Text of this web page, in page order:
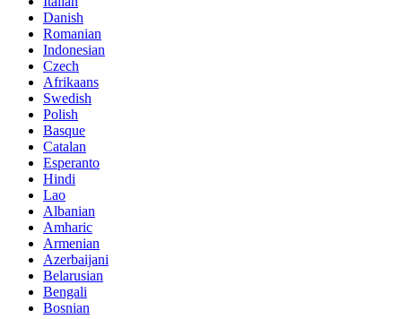
Danish
Romanian
Indonesian
Czech
Afrikaans
Swedish
Polish
Basque
Catalan
Esperanto
Hindi
Lao
Albanian
Amharic
Armenian
Azerbaijani
Belarusian
Bengali
Bosnian